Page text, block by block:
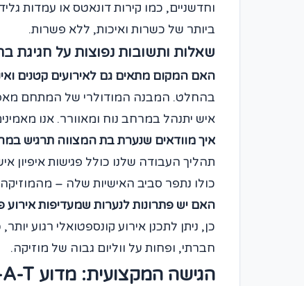
וחדשניים, כמו קירות דונאטס או עמדות
ביותר של כשרות ואיכות, ללא פשרות.
שאלות ותשובות נפוצות על חגיגת
האם המקום מתאים גם לאירועים קטנים
איש יתנהל במרחב נוח ומאוורר. אנו
איך מוודאים שנערת בת המצווה תרגיש
תהליך העבודה שלנו כולל פגישות
כולו נתפר סביב האישיות שלה –
האם יש פתרונות לנערות שמעדיפות
כן, ניתן לתכנן אירוע קונספטואלי רגוע
חברתי, ופחות על ווליום גבוה של מוזיקה.
הגישה המקצועית: מדוע E-E-A-T קריטי בבחירת מקום לאירוע?